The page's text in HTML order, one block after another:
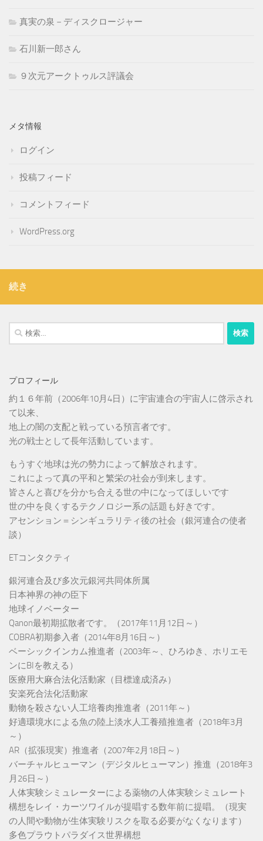
真実の泉－ディスクロージャー
石川新一郎さん
９次元アークトゥルス評議会
メタ情報
ログイン
投稿フィード
コメントフィード
WordPress.org
続き
検
索:
プロフィール
約１６年前（2006年10月4日）に宇宙連合の宇宙人に啓示され
て以来、
地上の闇の支配と戦っている預言者です。
光の戦士として長年活動しています。
もうすぐ地球は光の勢力によって解放されます。
これによって真の平和と繁栄の社会が到来します。
皆さんと喜びを分かち合える世の中になってほしいです
世の中を良くするテクノロジー系の話題も好きです。
アセンション＝シンギュラリティ後の社会（銀河連合の使者
談）
ETコンタクティ
銀河連合及び多次元銀河共同体所属
日本神界の神の臣下
地球イノベーター
Qanon最初期拡散者です。（2017年11月12日～）
COBRA初期参入者（2014年8月16日～）
ベーシックインカム推進者（2003年～、ひろゆき、ホリエモ
ンにBIを教える）
医療用大麻合法化活動家（目標達成済み）
安楽死合法化活動家
動物を殺さない人工培養肉推進者（2011年～）
好適環境水による魚の陸上淡水人工養殖推進者（2018年3月
～）
AR（拡張現実）推進者（2007年2月18日～）
バーチャルヒューマン（デジタルヒューマン）推進（2018年3
月26日～）
人体実験シミュレーターによる薬物の人体実験シミュレート
構想をレイ・カーツワイルが提唱する数年前に提唱。（現実
の人間や動物が生体実験リスクを取る必要がなくなります）
多色プラウトパラダイス世界構想